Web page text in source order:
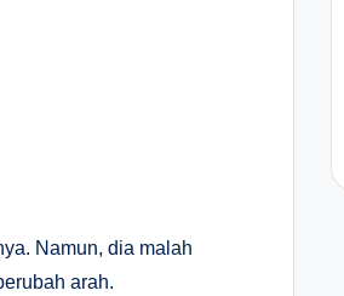
Namun, dia malah
arah.